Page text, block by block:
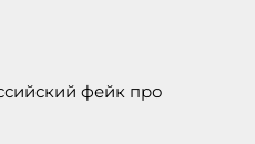
фейк про